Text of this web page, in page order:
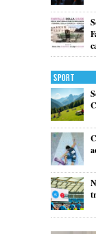
Sport